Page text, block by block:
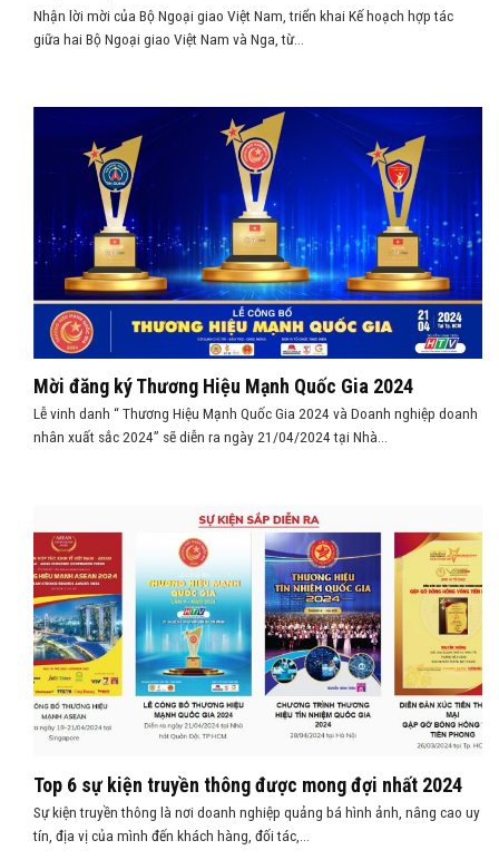
Nhận lời mời của Bộ Ngoại giao Việt Nam, triển khai Kế hoạch hợp tác
giữa hai Bộ Ngoại giao Việt Nam và Nga, từ...
Mời đăng ký Thương Hiệu Mạnh Quốc Gia 2024
Lễ vinh danh “ Thương Hiệu Mạnh Quốc Gia 2024 và Doanh nghiệp doanh
nhân xuất sắc 2024” sẽ diễn ra ngày 21/04/2024 tại Nhà...
Top 6 sự kiện truyền thông được mong đợi nhất 2024
Sự kiện truyền thông là nơi doanh nghiệp quảng bá hình ảnh, nâng cao uy
tín, địa vị của mình đến khách hàng, đối tác,...